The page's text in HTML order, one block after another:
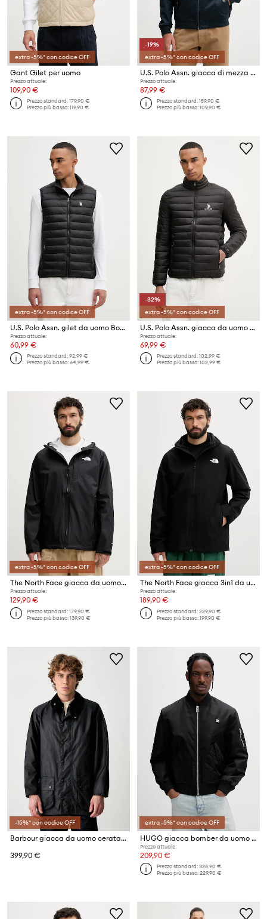
extra -5%* con codice OFF
Gant Gilet per uomo
Prezzo attuale:
109,90 €
Prezzo standard:179,90 €
Prezzo più basso:119,90 €
-19%
extra -5%* con codice OFF
U.S. Polo Assn. giacca di mezza stagione da uomo in cotone Harrington
Prezzo attuale:
87,99 €
Prezzo standard:159,90 €
Prezzo più basso:109,90 €
extra -5%* con codice OFF
U.S. Polo Assn. gilet da uomo Bound Quilted Gilet
Prezzo attuale:
60,99 €
Prezzo standard:92,99 €
Prezzo più basso:64,99 €
-32%
extra -5%* con codice OFF
U.S. Polo Assn. giacca da uomo LIGHTWEIGHT BOUND QUILTED
Prezzo attuale:
69,99 €
Prezzo standard:102,99 €
Prezzo più basso:102,99 €
extra -5%* con codice OFF
The North Face giacca da uomo Alta Vista
Prezzo attuale:
129,90 €
Prezzo standard:179,90 €
Prezzo più basso:139,90 €
extra -5%* con codice OFF
The North Face giacca 3in1 da uomo QUEST TRICLIMATE
Prezzo attuale:
189,90 €
Prezzo standard:229,90 €
Prezzo più basso:199,90 €
-15%* con codice OFF
Barbour giacca da uomo cerata Beaufort
399,90 €
extra -5%* con codice OFF
HUGO giacca bomber da uomo Badam2611
Prezzo attuale:
209,90 €
Prezzo standard:328,90 €
Prezzo più basso:229,90 €